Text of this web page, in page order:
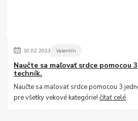
10.02.2023 Valentín
Naučte sa maľovať srdce pomocou
techník.
Naučte sa maľovať srdce pomocou 3
pre všetky vekové kategórie!čítať celé